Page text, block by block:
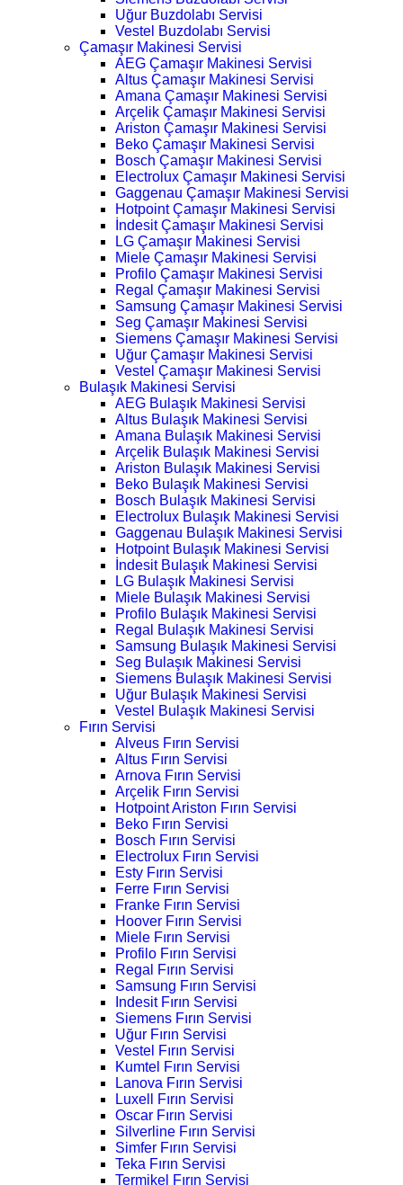
Uğur Buzdolabı Servisi
Vestel Buzdolabı Servisi
Çamaşır Makinesi Servisi
AEG Çamaşır Makinesi Servisi
Altus Çamaşır Makinesi Servisi
Amana Çamaşır Makinesi Servisi
Arçelik Çamaşır Makinesi Servisi
Ariston Çamaşır Makinesi Servisi
Beko Çamaşır Makinesi Servisi
Bosch Çamaşır Makinesi Servisi
Electrolux Çamaşır Makinesi Servisi
Gaggenau Çamaşır Makinesi Servisi
Hotpoint Çamaşır Makinesi Servisi
İndesit Çamaşır Makinesi Servisi
LG Çamaşır Makinesi Servisi
Miele Çamaşır Makinesi Servisi
Profilo Çamaşır Makinesi Servisi
Regal Çamaşır Makinesi Servisi
Samsung Çamaşır Makinesi Servisi
Seg Çamaşır Makinesi Servisi
Siemens Çamaşır Makinesi Servisi
Uğur Çamaşır Makinesi Servisi
Vestel Çamaşır Makinesi Servisi
Bulaşık Makinesi Servisi
AEG Bulaşık Makinesi Servisi
Altus Bulaşık Makinesi Servisi
Amana Bulaşık Makinesi Servisi
Arçelik Bulaşık Makinesi Servisi
Ariston Bulaşık Makinesi Servisi
Beko Bulaşık Makinesi Servisi
Bosch Bulaşık Makinesi Servisi
Electrolux Bulaşık Makinesi Servisi
Gaggenau Bulaşık Makinesi Servisi
Hotpoint Bulaşık Makinesi Servisi
İndesit Bulaşık Makinesi Servisi
LG Bulaşık Makinesi Servisi
Miele Bulaşık Makinesi Servisi
Profilo Bulaşık Makinesi Servisi
Regal Bulaşık Makinesi Servisi
Samsung Bulaşık Makinesi Servisi
Seg Bulaşık Makinesi Servisi
Siemens Bulaşık Makinesi Servisi
Uğur Bulaşık Makinesi Servisi
Vestel Bulaşık Makinesi Servisi
Fırın Servisi
Alveus Fırın Servisi
Altus Fırın Servisi
Arnova Fırın Servisi
Arçelik Fırın Servisi
Hotpoint Ariston Fırın Servisi
Beko Fırın Servisi
Bosch Fırın Servisi
Electrolux Fırın Servisi
Esty Fırın Servisi
Ferre Fırın Servisi
Franke Fırın Servisi
Hoover Fırın Servisi
Miele Fırın Servisi
Profilo Fırın Servisi
Regal Fırın Servisi
Samsung Fırın Servisi
Indesit Fırın Servisi
Siemens Fırın Servisi
Uğur Fırın Servisi
Vestel Fırın Servisi
Kumtel Fırın Servisi
Lanova Fırın Servisi
Luxell Fırın Servisi
Oscar Fırın Servisi
Silverline Fırın Servisi
Simfer Fırın Servisi
Teka Fırın Servisi
Termikel Fırın Servisi